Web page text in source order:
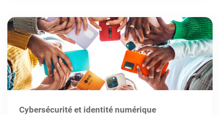
Cybersécurité et identité numérique